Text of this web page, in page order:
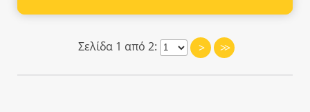
Σελίδα 1 από 2: > >>